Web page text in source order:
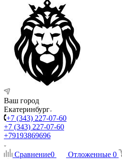
Ваш город
Екатеринбург
+7 (343) 227-07-60
+7 (343) 227-07-60
+79193869696
Сравнение0 Отложенные 0